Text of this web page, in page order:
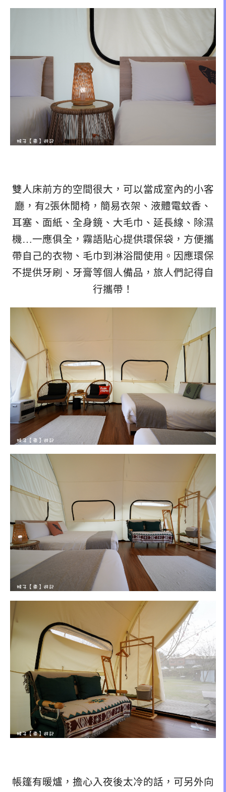
雙人床前方的空間很大，可以當成室內的小客
廳，有2張休閒椅，簡易衣架、液體電蚊香、
耳塞、面紙、全身鏡、大毛巾、延長線、除濕
機…一應俱全，霧語貼心提供環保袋，方便攜
帶自己的衣物、毛巾到淋浴間使用。因應環保
不提供牙刷、牙膏等個人備品，旅人們記得自
行攜帶！
帳篷有暖爐，擔心入夜後太冷的話，可另外向